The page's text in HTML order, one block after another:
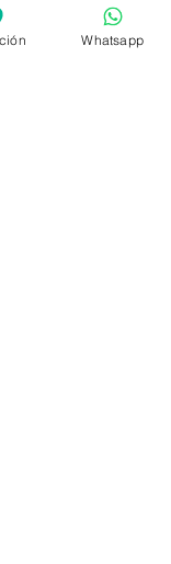
sesiones cortas y
la intensidad
Whatsapp